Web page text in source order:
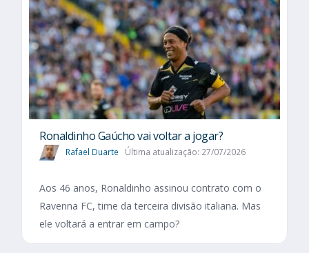
Ronaldinho Gaúcho vai voltar a jogar?
Rafael Duarte Última atualização: 27/07/2026
Aos 46 anos, Ronaldinho assinou contrato com o
Ravenna FC, time da terceira divisão italiana. Mas
ele voltará a entrar em campo?